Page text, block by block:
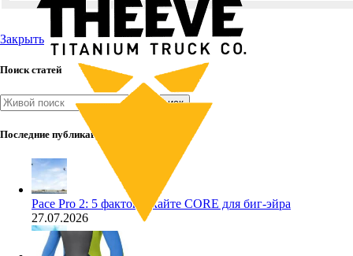
Закрыть
Поиск статей
Поиск
Последние публикации
Pace Pro 2: 5 фактов о кайте CORE для биг-эйра
27.07.2026